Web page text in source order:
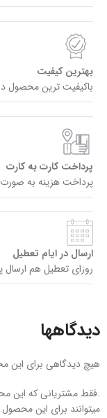
بهترین کیفیت
باکیفیت ترین محصول در
پرداخت کارت به کارت
پرداخت هزینه به
ارسال در ایام تعطیل
روزای تعطیل هم ارسال
دیدگاهها
هیچ دیدگاهی برای
.فقط مشتریانی که این
میتوانند برای این محصول